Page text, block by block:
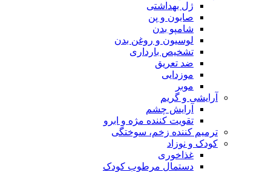
ژل بهداشتی
صابون و پن
شامپو بدن
لوسیون و روغن بدن
تشخیص بارداری
ضد تعریق
موزدایی
موبر
آرایشی و گریم
آرایش چشم
تقویت کننده مژه و ابرو
ترمیم کننده زخم، سوختگی
کودک و نوزاد
غذاخوری
دستمال مرطوب کودک